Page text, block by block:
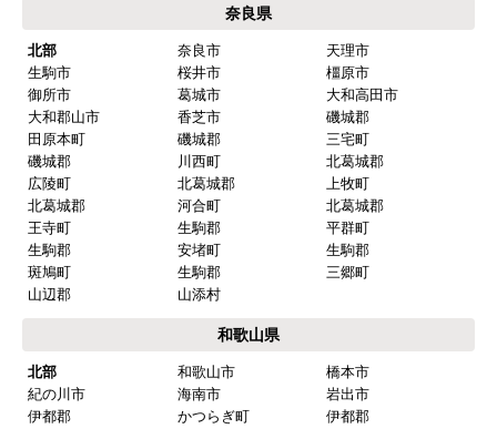
奈良県
北部 奈良市
天理市
生駒市
桜井市
橿原市
御所市
葛城市
大和高田市
大和郡山市
香芝市
磯城郡
田原本町
磯城郡
三宅町
磯城郡
川西町
北葛城郡
広陵町
北葛城郡
上牧町
北葛城郡
河合町
北葛城郡
王寺町
生駒郡
平群町
生駒郡
安堵町
生駒郡
斑鳩町
生駒郡
三郷町
山辺郡
山添村
和歌山県
北部 和歌山市
橋本市
紀の川市
海南市
岩出市
伊都郡
かつらぎ町
伊都郡